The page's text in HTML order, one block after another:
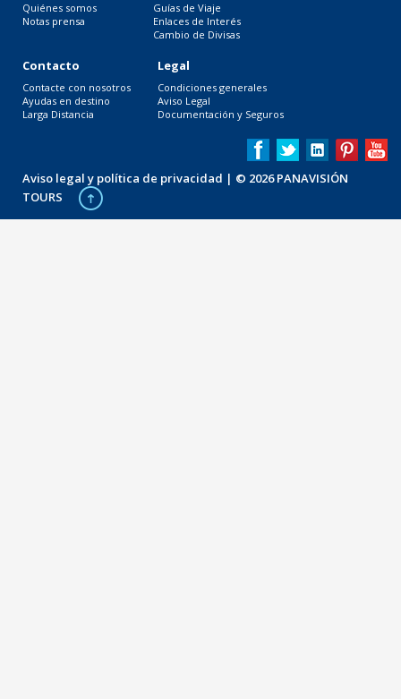
Quiénes somos
Notas prensa
Guías de Viaje
Enlaces de Interés
Cambio de Divisas
Contacto
Contacte con nosotros
Ayudas en destino
Larga Distancia
Legal
Condiciones generales
Aviso Legal
Documentación y Seguros
Aviso legal y política de privacidad | © 2026 PANAVISIÓN
TOURS